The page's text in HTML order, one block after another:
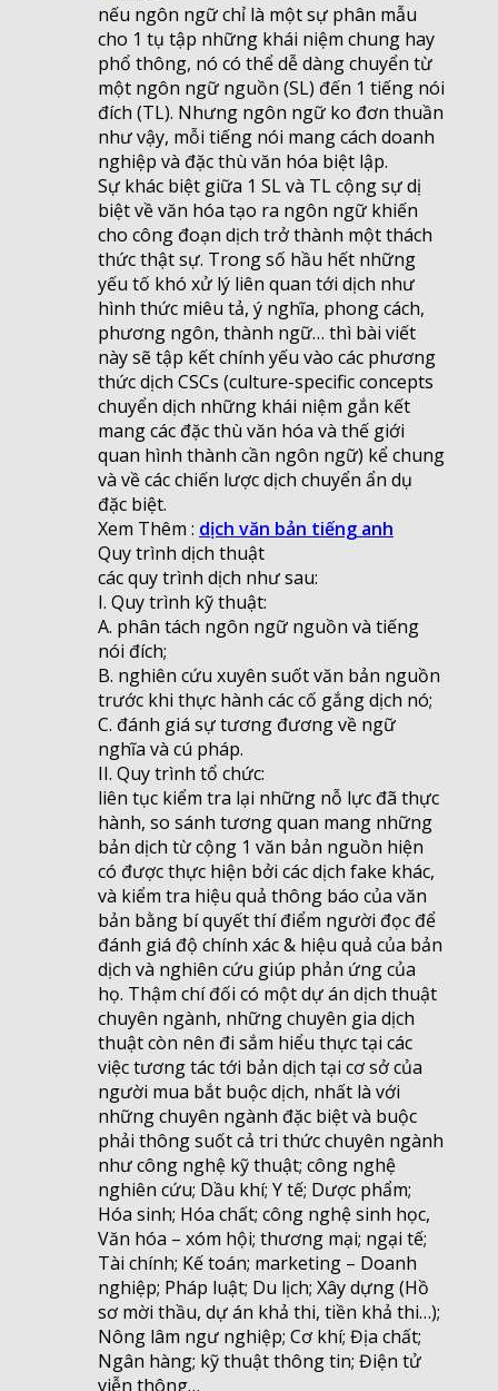
nếu ngôn ngữ chỉ là một sự phân mẫu
cho 1 tụ tập những khái niệm chung hay
phổ thông, nó có thể dễ dàng chuyển từ
một ngôn ngữ nguồn (SL) đến 1 tiếng nói
đích (TL). Nhưng ngôn ngữ ko đơn thuần
như vậy, mỗi tiếng nói mang cách doanh
nghiệp và đặc thù văn hóa biệt lập.
Sự khác biệt giữa 1 SL và TL cộng sự dị
biệt về văn hóa tạo ra ngôn ngữ khiến
cho công đoạn dịch trở thành một thách
thức thật sự. Trong số hầu hết những
yếu tố khó xử lý liên quan tới dịch như
hình thức miêu tả, ý nghĩa, phong cách,
phương ngôn, thành ngữ… thì bài viết
này sẽ tập kết chính yếu vào các phương
thức dịch CSCs (culture-specific concepts
chuyển dịch những khái niệm gắn kết
mang các đặc thù văn hóa và thế giới
quan hình thành cần ngôn ngữ) kể chung
và về các chiến lược dịch chuyển ẩn dụ
đặc biệt.
Xem Thêm : dịch văn bản tiếng anh
Quy trình dịch thuật
các quy trình dịch như sau:
I. Quy trình kỹ thuật:
A. phân tách ngôn ngữ nguồn và tiếng
nói đích;
B. nghiên cứu xuyên suốt văn bản nguồn
trước khi thực hành các cố gắng dịch nó;
C. đánh giá sự tương đương về ngữ
nghĩa và cú pháp.
II. Quy trình tổ chức:
liên tục kiểm tra lại những nỗ lực đã thực
hành, so sánh tương quan mang những
bản dịch từ cộng 1 văn bản nguồn hiện
có được thực hiện bởi các dịch fake khác,
và kiểm tra hiệu quả thông báo của văn
bản bằng bí quyết thí điểm người đọc để
đánh giá độ chính xác & hiệu quả của bản
dịch và nghiên cứu giúp phản ứng của
họ. Thậm chí đối có một dự án dịch thuật
chuyên ngành, những chuyên gia dịch
thuật còn nên đi sắm hiểu thực tại các
việc tương tác tới bản dịch tại cơ sở của
người mua bắt buộc dịch, nhất là với
những chuyên ngành đặc biệt và buộc
phải thông suốt cả tri thức chuyên ngành
như công nghệ kỹ thuật; công nghệ
nghiên cứu; Dầu khí; Y tế; Dược phẩm;
Hóa sinh; Hóa chất; công nghệ sinh học,
Văn hóa – xóm hội; thương mại; ngại tế;
Tài chính; Kế toán; marketing – Doanh
nghiệp; Pháp luật; Du lịch; Xây dựng (Hồ
sơ mời thầu, dự án khả thi, tiền khả thi…);
Nông lâm ngư nghiệp; Cơ khí; Địa chất;
Ngân hàng; kỹ thuật thông tin; Điện tử
viễn thông…